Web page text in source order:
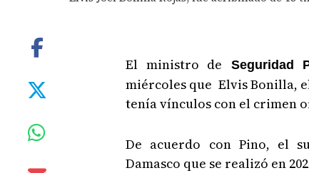
El ministro de Seguridad
miércoles que Elvis Bonilla,
tenía vínculos con el crimen
De acuerdo con Pino, el
Damasco que se realizó en